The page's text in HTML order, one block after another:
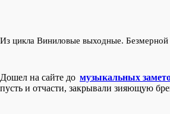
Из цикла Виниловые выходные.
Дошел на сайте до музыкальных
пусть и отчасти, закрывали зияющую